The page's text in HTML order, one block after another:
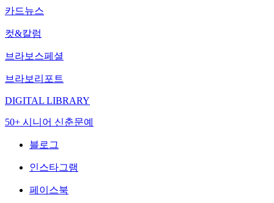
카드뉴스
컷&칼럼
브라보스페셜
브라보리포트
DIGITAL LIBRARY
50+ 시니어 신춘문예
블로그
인스타그램
페이스북